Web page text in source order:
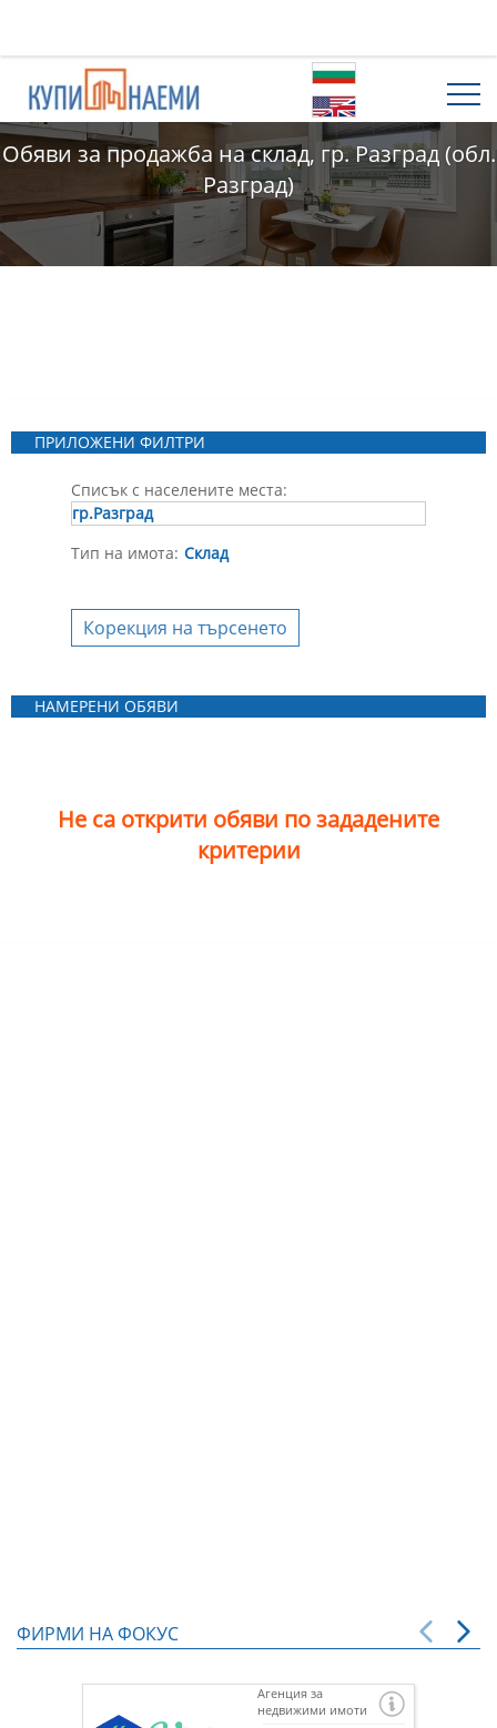
Обяви за продажба на склад, гр. Разград (обл.
Разград)
ПРИЛОЖЕНИ ФИЛТРИ
Списък с населените места:
гр.Разград
Тип на имота: Склад
Корекция на търсенето
НАМЕРЕНИ ОБЯВИ
Не са открити обяви по зададените
критерии
ФИРМИ НА ФОКУС
Агенция за
недвижими имоти